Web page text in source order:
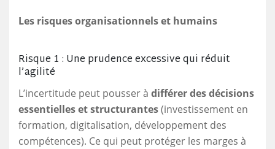
Les risques organisationnels et humains
Risque 1 : Une prudence excessive qui réduit
l’agilité
L’incertitude peut pousser à différer des décisions
essentielles et structurantes(investissement en
formation, digitalisation, développement des
compétences). Ce qui peut protéger les marges à